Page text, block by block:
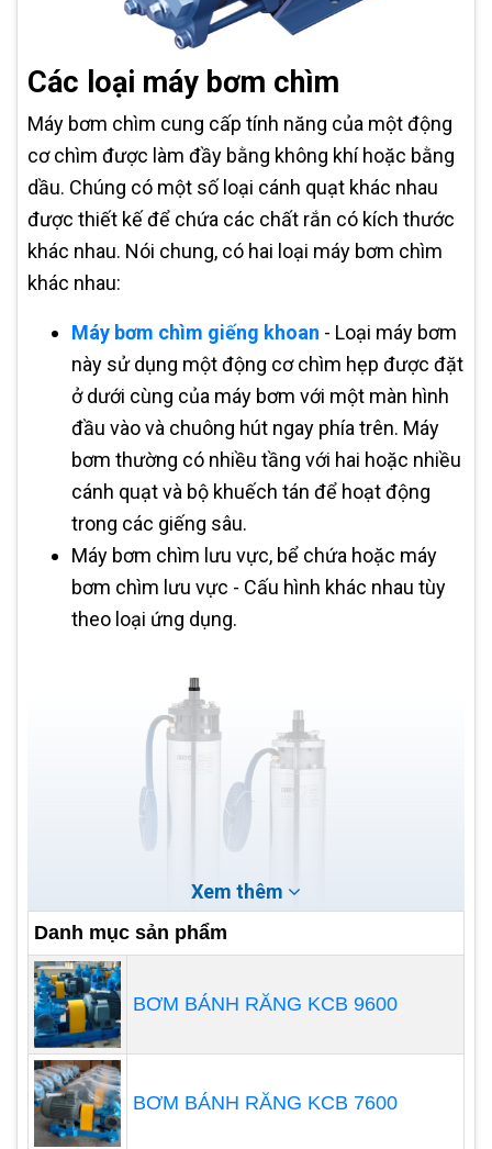
Các loại máy bơm chìm
Máy bơm chìm cung cấp tính năng của một động
cơ chìm được làm đầy bằng không khí hoặc bằng
dầu. Chúng có một số loại cánh quạt khác nhau
được thiết kế để chứa các chất rắn có kích thước
khác nhau. Nói chung, có hai loại máy bơm chìm
khác nhau:
Máy bơm chìm giếng khoan - Loại máy bơm
này sử dụng một động cơ chìm hẹp được đặt
ở dưới cùng của máy bơm với một màn hình
đầu vào và chuông hút ngay phía trên. Máy
bơm thường có nhiều tầng với hai hoặc nhiều
cánh quạt và bộ khuếch tán để hoạt động
trong các giếng sâu.
Máy bơm chìm lưu vực, bể chứa hoặc máy
bơm chìm lưu vực - Cấu hình khác nhau tùy
theo loại ứng dụng.
Nguyên lý hoạt động máy bơm
Xem thêm
Danh mục sản phẩm
BƠM BÁNH RĂNG KCB 9600
BƠM BÁNH RĂNG KCB 7600